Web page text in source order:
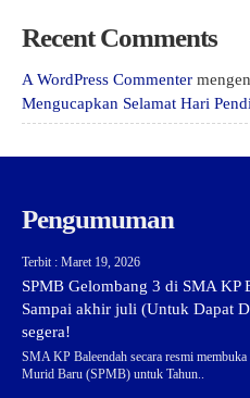
Recent Comments
A WordPress Commenter
Mengucapkan Selamat Hari
Pengumuman
Terbit : Maret 19, 2026
SPMB Gelombang 3 di SMA KP
Sampai akhir juli (Untuk Dapat
segera!
SMA KP Baleendah secara resmi
Murid Baru (SPMB) untuk Tahun..